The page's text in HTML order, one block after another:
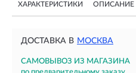
ХАРАКТЕРИСТИКИ ОПИСАНИЕ
ДОСТАВКА В МОСКВА
САМОВЫВОЗ ИЗ МАГАЗИНА